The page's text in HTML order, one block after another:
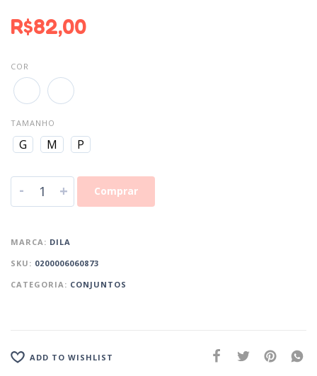
R$82,00
COR
TAMANHO
G M P
- + Comprar
MARCA: DILA
SKU: 0200006060873
CATEGORIA: CONJUNTOS
ADD TO WISHLIST